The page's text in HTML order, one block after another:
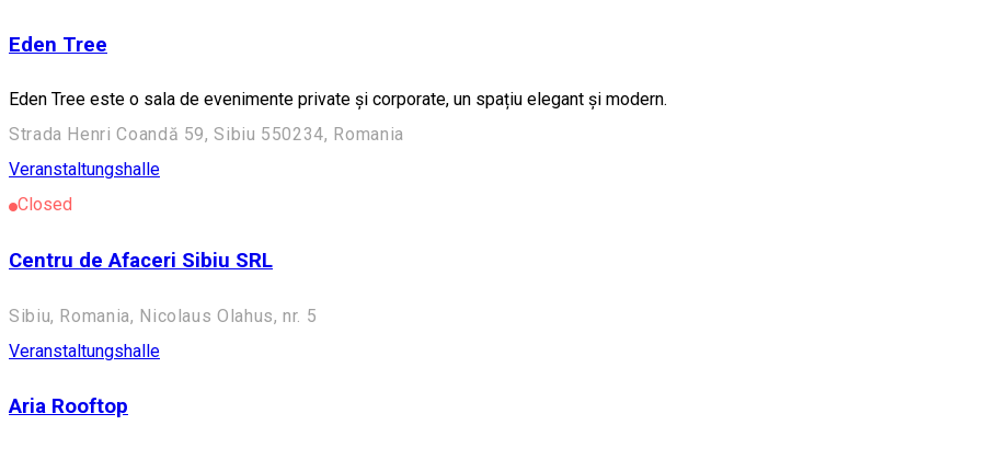
Eden Tree
Eden Tree este o sala de evenimente private și corporate, un spațiu elegant și modern.
Strada Henri Coandă 59, Sibiu 550234, Romania
Veranstaltungshalle
Closed
Centru de Afaceri Sibiu SRL
Sibiu, Romania, Nicolaus Olahus, nr. 5
Veranstaltungshalle
Aria Rooftop